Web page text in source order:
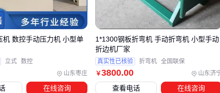
工业级产线则需多光束安全光幕配合联锁急停系统 忽视这些
配套可能导致安全合规风险，或被迫后期改造造成更高成
完整的配套方案应包含防护、定位、润滑三要素。例如304不
锈钢定位销
确保模具对中精度，抗磨液压油
减少关键部件
山东枣庄
机 数控手动压力机 小型单
立式 数控
在线咨询
￥3800.00 山东济
1*1300钢板折弯机 手动折弯机 小型手动
折边机厂家
真实性已核验 折弯机 全国联保
查看电话 在线咨询